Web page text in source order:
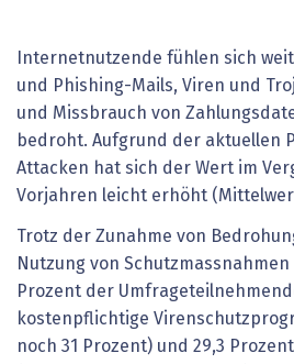
Internetnutzende fühlen sich
und Phishing-Mails, Viren und
und Missbrauch von
bedroht. Aufgrund der aktuellen
Attacken hat sich der Wert im
Vorjahren leicht erhöht
Trotz der Zunahme von
Nutzung von Schutzmassnahmen
Prozent der
kostenpflichtige
noch 31 Prozent) und 29,3